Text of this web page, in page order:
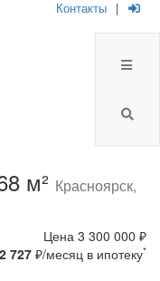
Контакты |
м² Красноярск,
Цена 3 300 000 ₽
727 ₽/месяц в ипотеку*